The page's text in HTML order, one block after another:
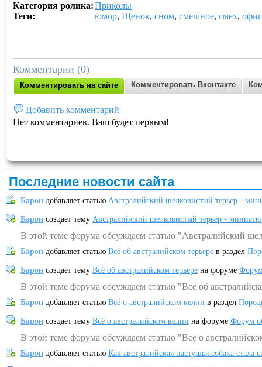
Категория ролика:Приколы
Теги:
юмор, Щенок, сном, смешное, смех,
Комментарии (0)
Комментировать на сайте Комментировать Вконтакте
Добавить комментарий
Нет комментариев. Ваш будет первым!
Последние новости сайта
Барон добавляет статью Австралийский шелковистый терьер -
Барон создает тему Австралийский шелковистый терьер -
В этой теме форума обсуждаем статью "Австралийский
Барон добавляет статью Всё об австралийском терьере в раздел
Барон создает тему Всё об австралийском терьере на форуме
В этой теме форума обсуждаем статью "Всё об
Барон добавляет статью Всё о австралийском келпи в раздел
Барон создает тему Всё о австралийском келпи на форуме Форум
В этой теме форума обсуждаем статью "Всё о
Барон добавляет статью Как австралийская пастушья собака